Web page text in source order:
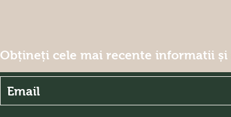
Obțineți cele mai recente informatii